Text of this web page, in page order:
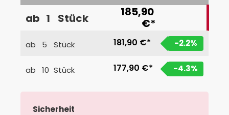
ab 1 Stück
185,90
€*
ab 5 Stück 181,90 €* -2.2%
ab 10 Stück 177,90 €* -4.3%
Sicherheit